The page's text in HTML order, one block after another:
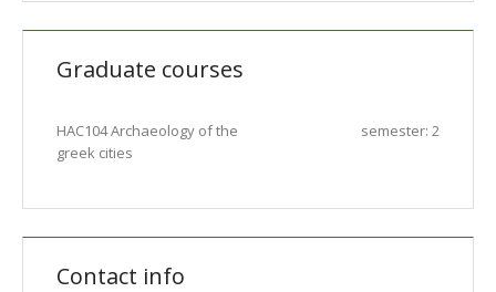
Graduate courses
HAC104 Archaeology of the
greek cities
semester: 2
Contact info